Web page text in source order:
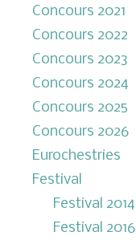
Concours 2021
Concours 2022
Concours 2023
Concours 2024
Concours 2025
Concours 2026
Eurochestries
Festival
Festival 2014
Festival 2016